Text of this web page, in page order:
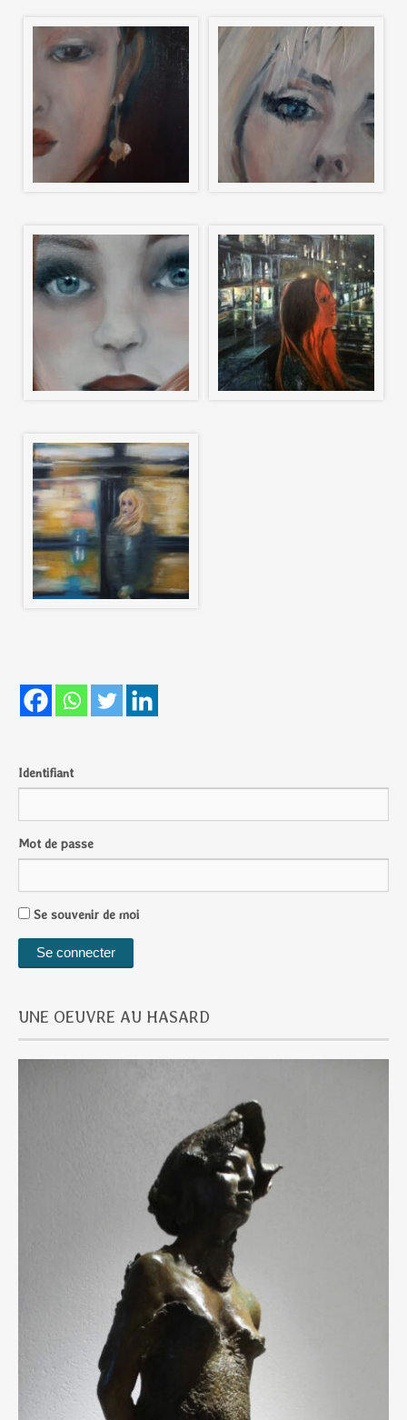
Identifiant
Mot de passe
Se souvenir de moi
UNE OEUVRE AU HASARD